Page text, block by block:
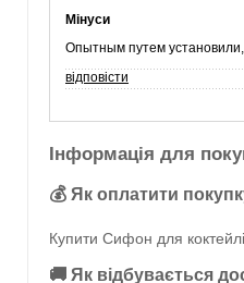
Мінуси
Опытным путем
відповісти
Інформація для
💰 Як оплатити
Купити Сифон для
🚚 Як відбувається